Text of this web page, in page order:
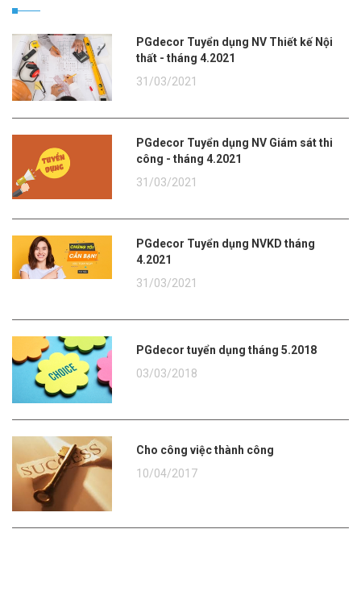
PGdecor Tuyển dụng NV Thiết kế Nội
thất - tháng 4.2021
31/03/2021
PGdecor Tuyển dụng NV Giám sát thi
công - tháng 4.2021
31/03/2021
PGdecor Tuyển dụng NVKD tháng
4.2021
31/03/2021
PGdecor tuyển dụng tháng 5.2018
03/03/2018
Cho công việc thành công
10/04/2017